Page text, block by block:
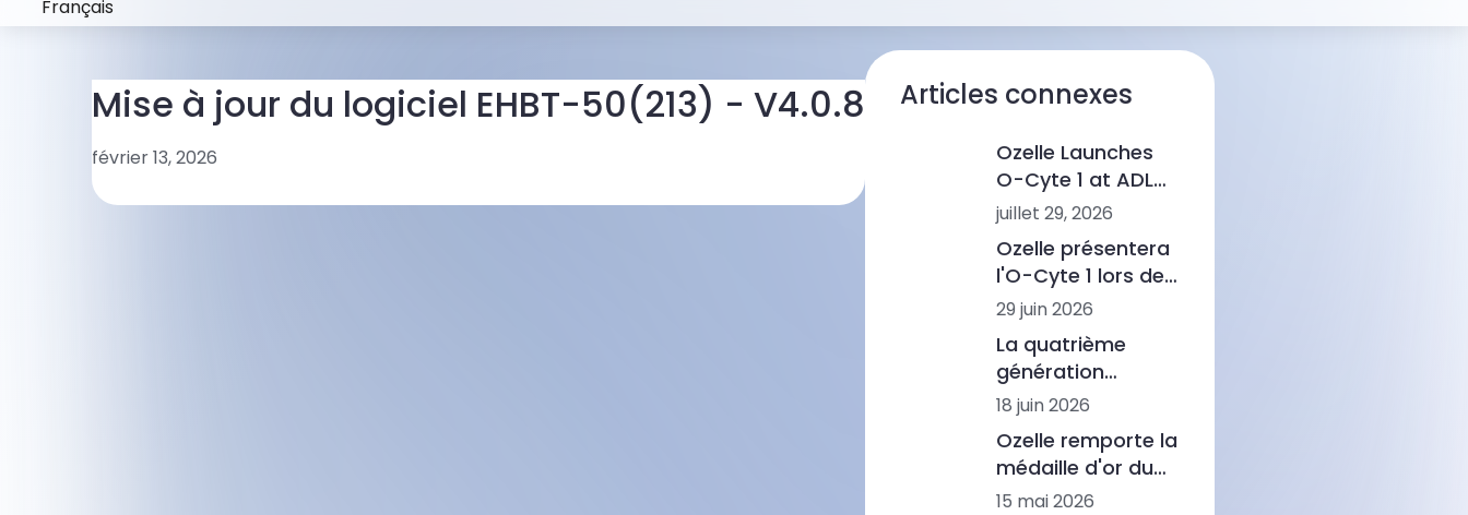
Français
Mise à jour du logiciel EHBT-50(213) - V4.0.8
février 13, 2026
Articles connexes
Ozelle Launches
O-Cyte 1 at ADLM
2026, Marking a
New Step in AI-
Powered
Hematology
juillet 29, 2026
Ozelle présentera
l'O-Cyte 1 lors de
l'ADLM 2026, pour
une analyse
morphologique
basée sur l'IA plus
rapide
29 juin 2026
La quatrième
génération
d'analyses
hématologiques a
vu le jour
18 juin 2026
Ozelle remporte la
médaille d'or du
Prix allemand de
15 mai 2026